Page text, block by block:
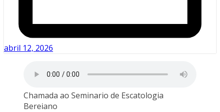
abril 12, 2026
Chamada ao Seminario de Escatologia
Bereiano